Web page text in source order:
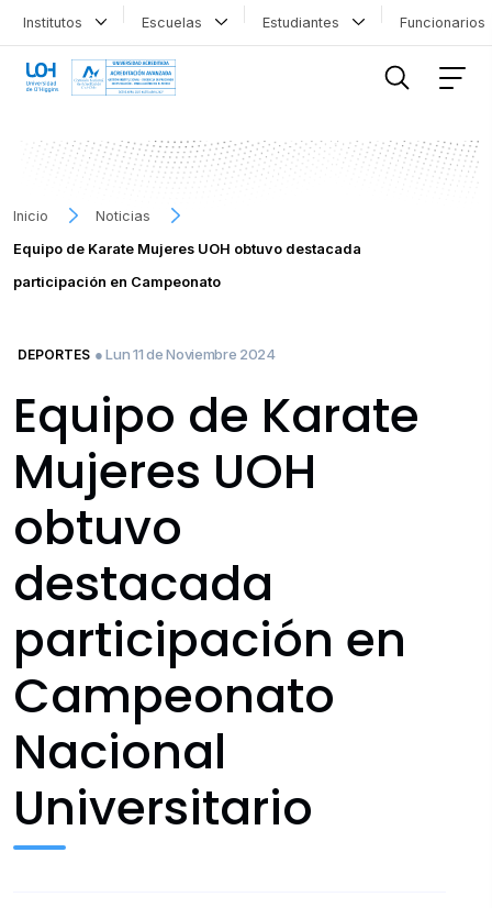
Institutos Escuelas Estudiantes
Inicio
Noticias
Equipo de Karate Mujeres UOH obtuvo destacada
participación en Campeonato
DEPORTES ● Lun 11 de Noviembre 2024
Equipo de Karate
Mujeres UOH
obtuvo
destacada
participación en
Campeonato
Nacional
Universitario